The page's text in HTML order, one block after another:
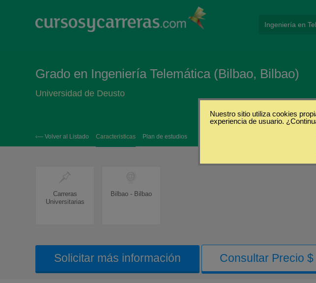
Grado en Ingeniería Telemática (Bilbao, Bilbao)
Universidad de Deusto
‹— Volver al Listado Caracteristicas Plan de estudios
Carreras
Universitarias
Bilbao - Bilbao
Solicitar más información Consultar Precio $
Nuestro sitio utiliza cookies
experiencia de usuario.